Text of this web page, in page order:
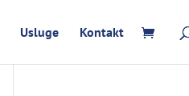
Usluge Kontakt